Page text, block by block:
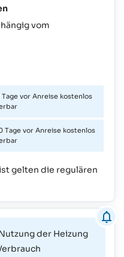
vom
Tage vor Anreise kostenlos
Tage vor Anreise kostenlos
gelten die regulären
der Heizung